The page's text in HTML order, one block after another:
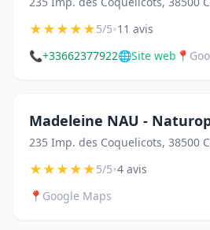
★★★★★5/5•11 avis
📞+33662377922🌐Site web 📍
Madeleine NAU -
235 Imp. des Coquelicots, 38500
★★★★★5/5•4 avis
📍 Google Maps